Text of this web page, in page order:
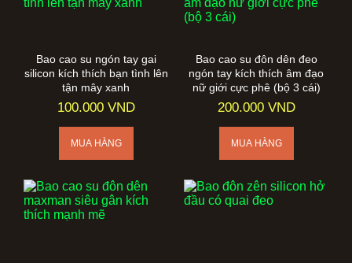
Bao cao su ngón tay gai
silicon kích thích bạn tình lên
tận mây xanh
100.000 VND
Bao cao su đôn dên đeo
ngón tay kích thích âm đạo
nữ giới cực phê (bộ 3 cái)
200.000 VND